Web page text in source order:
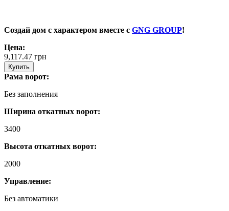
Создай дом с характером вместе с GNG GROUP!
Цена:
9,117.47 грн
Купить
Рама ворот:
Без заполнения
Ширина откатных ворот:
3400
Высота откатных ворот:
2000
Управление:
Без автоматики